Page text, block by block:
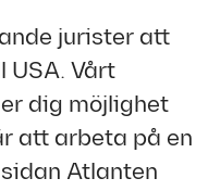
jurister att
USA. Vårt
dig möjlighet
att arbeta på en
Atlanten